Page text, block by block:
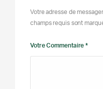
Votre adresse de
champs requis sont
Votre Commentaire *